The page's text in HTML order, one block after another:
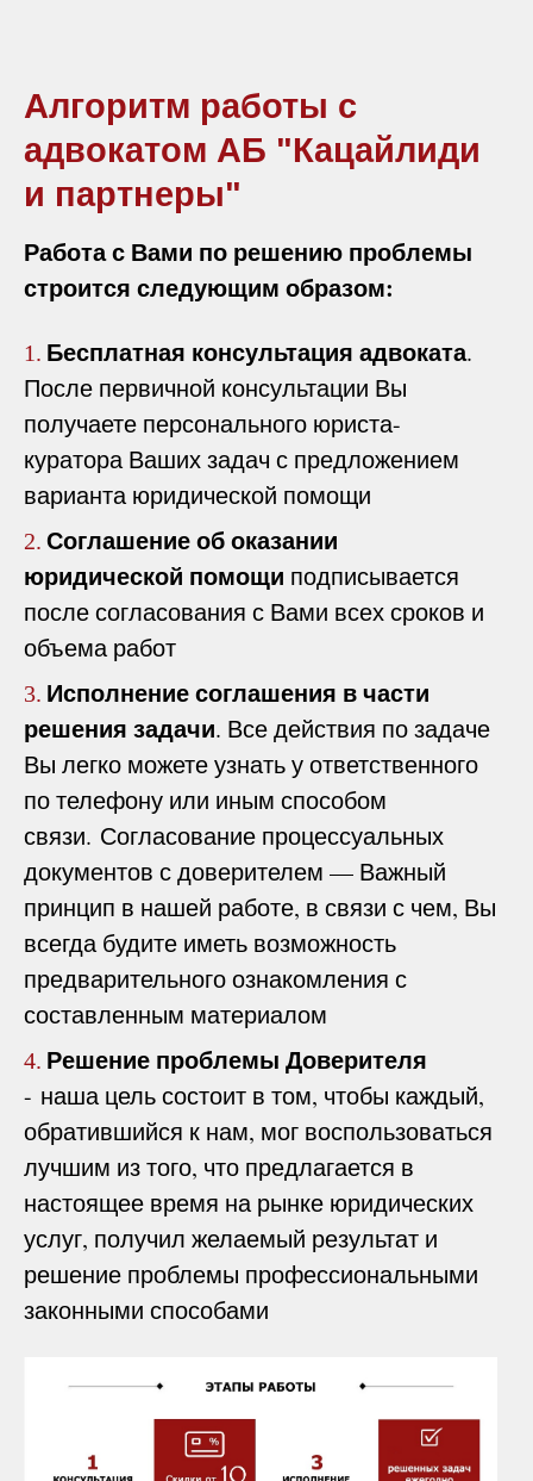
Алгоритм работы с
адвокатом АБ "Кацайлиди
и партнеры"
Работа с Вами по решению проблемы
строится следующим образом:
1. Бесплатная консультация адвоката.
После первичной консультации Вы
получаете персонального юриста-
куратора Ваших задач с предложением
варианта юридической помощи
2. Соглашение об оказании
юридической помощи подписывается
после согласования с Вами всех сроков и
объема работ
3. Исполнение соглашения в части
решения задачи. Все действия по задаче
Вы легко можете узнать у ответственного
по телефону или иным способом
связи. Согласование процессуальных
документов с доверителем — Важный
принцип в нашей работе, в связи с чем, Вы
всегда будите иметь возможность
предварительного ознакомления с
составленным материалом
4. Решение проблемы Доверителя
- наша цель состоит в том, чтобы каждый,
обратившийся к нам, мог воспользоваться
лучшим из того, что предлагается в
настоящее время на рынке юридических
услуг, получил желаемый результат и
решение проблемы профессиональными
законными способами